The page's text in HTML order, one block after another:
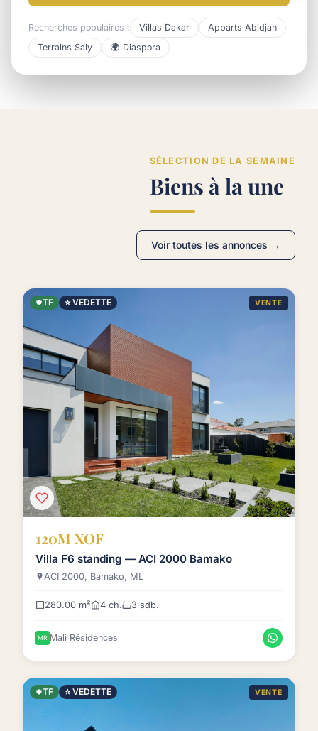
Recherches populaires : Villas Dakar
Apparts Abidjan
Terrains Saly
🌍 Diaspora
SÉLECTION DE LA SEMAINE
Biens à la une
Voir toutes les annonces →
TF ⭐ VEDETTE VENTE
120M XOF
Villa F6 standing — ACI 2000 Bamako
ACI 2000, Bamako, ML
280.00 m² 4 ch. 3 sdb.
Mali Résidences
TF ⭐ VEDETTE VENTE